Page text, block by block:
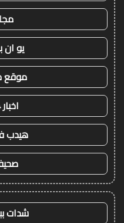
يو ان
موقع
اخبار 24 ساعة
هيدب
شدات